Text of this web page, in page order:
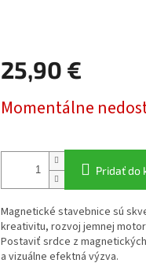
25,90 €
cena:
Momentálne
Pridať do
Magnetické stavebnice sú
kreativitu, rozvoj jemnej
Postaviť srdce z
a vizuálne efektná výzva.